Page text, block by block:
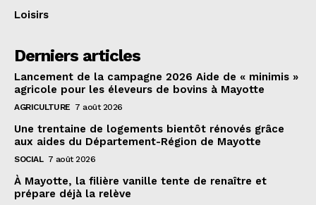
Loisirs
Derniers articles
Lancement de la campagne 2026 Aide de « minimis »
agricole pour les éleveurs de bovins à Mayotte
AGRICULTURE 7 août 2026
Une trentaine de logements bientôt rénovés grâce
aux aides du Département-Région de Mayotte
SOCIAL 7 août 2026
À Mayotte, la filière vanille tente de renaître et
prépare déjà la relève